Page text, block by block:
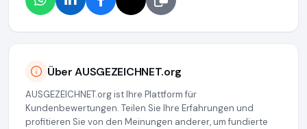
Über AUSGEZEICHNET.org
AUSGEZEICHNET.org ist Ihre Plattform für
Kundenbewertungen. Teilen Sie Ihre Erfahrungen und
profitieren Sie von den Meinungen anderer, um fundierte